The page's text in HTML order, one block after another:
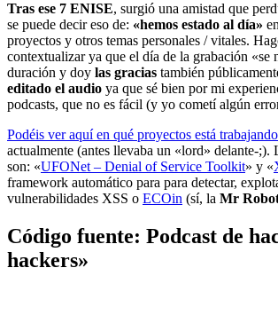
Tras ese 7 ENISE, surgió una amistad que
se puede decir eso de: «hemos estado al día»
proyectos y otros temas personales / vitales.
contextualizar ya que el día de la grabación «se
duración y doy las gracias también
editado el audio ya que sé bien por mi
podcasts, que no es fácil (y yo cometí algún
Podéis ver aquí en qué proyectos está
actualmente (antes llevaba un «lord» delante-;).
son: «UFONet – Denial of Service Toolkit» y «
framework automático para para detectar,
vulnerabilidades XSS o ECOin (sí, la Mr
Código fuente: Podcast de
hackers»